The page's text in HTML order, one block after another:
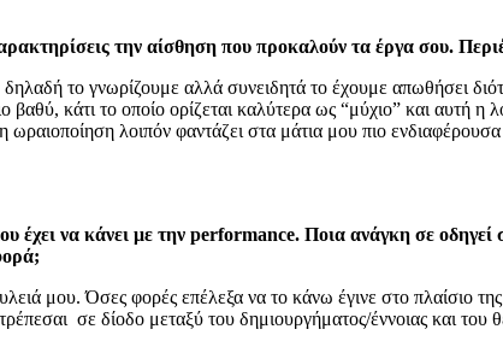
την αίσθηση που προκαλούν τα έργα σου.
δηλαδή το γνωρίζουμε αλλά συνειδητά το έχουμε απωθήσει
βαθύ, κάτι το οποίο ορίζεται καλύτερα ως “μύχιο” και αυτή
λοιπόν φαντάζει στα μάτια μου πιο
να κάνει με την performance. Ποια ανάγκη σε οδηγεί
μου. Όσες φορές επέλεξα να το κάνω έγινε στο πλαίσιο
σε δίοδο μεταξύ του δημιουργήματος/έννοιας και